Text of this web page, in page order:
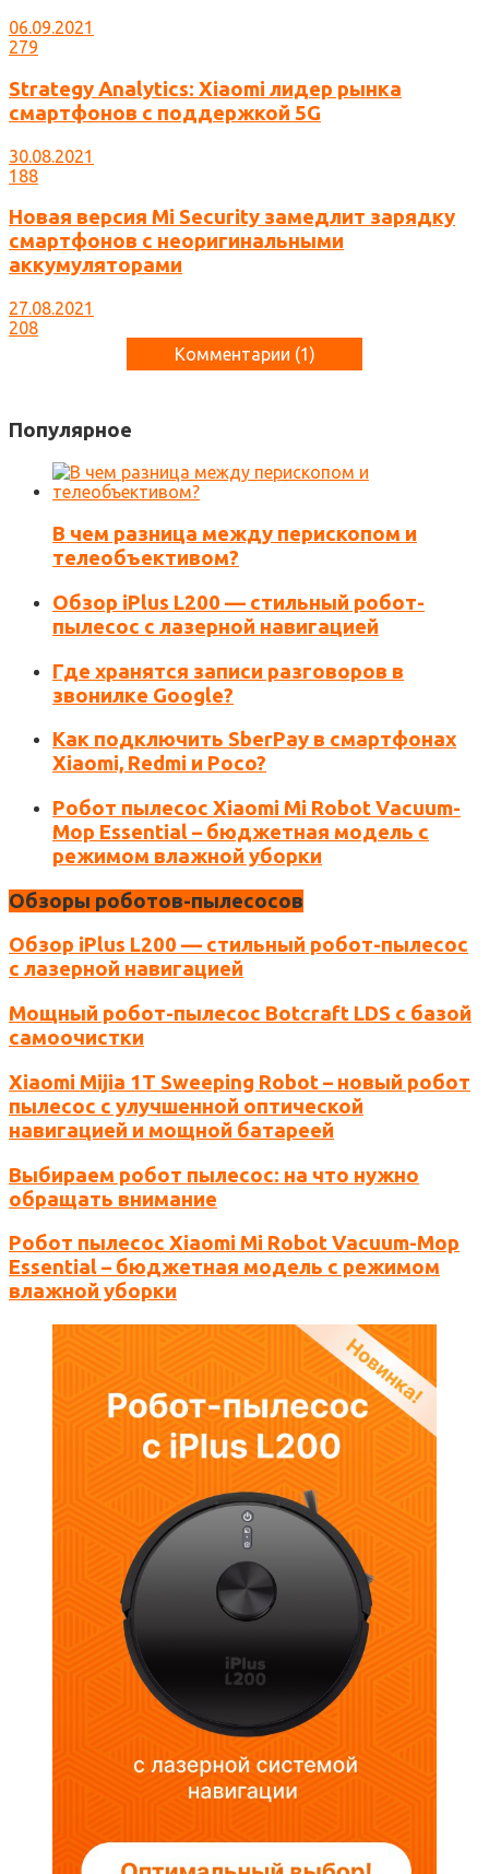
06.09.2021
279
Strategy Analytics: Xiaomi лидер рынка
смартфонов с поддержкой 5G
30.08.2021
188
Новая версия Mi Security замедлит зарядку
смартфонов с неоригинальными
аккумуляторами
27.08.2021
208
Комментарии (1)
drenic
Ура, товарищи! 🙂
Ответить
Сохранить моё имя, email и адрес сайта в этом
браузере для последующих моих комментариев.
Популярное
В чем разница между перископом и
телеобъективом?
Обзор iPlus L200 — стильный робот-
пылесос с лазерной навигацией
Где хранятся записи разговоров в
звонилке Google?
Как подключить SberPay в смартфонах
Xiaomi, Redmi и Poco?
Робот пылесос Xiaomi Mi Robot Vacuum-
Mop Essential – бюджетная модель с
режимом влажной уборки
Обзоры роботов-пылесосов
Обзор iPlus L200 — стильный робот-пылесос
с лазерной навигацией
Мощный робот-пылесос Botcraft LDS с базой
самоочистки
Xiaomi Mijia 1T Sweeping Robot – новый робот
пылесос с улучшенной оптической
навигацией и мощной батареей
Выбираем робот пылесос: на что нужно
обращать внимание
Робот пылесос Xiaomi Mi Robot Vacuum-Mop
Essential – бюджетная модель с режимом
влажной уборки